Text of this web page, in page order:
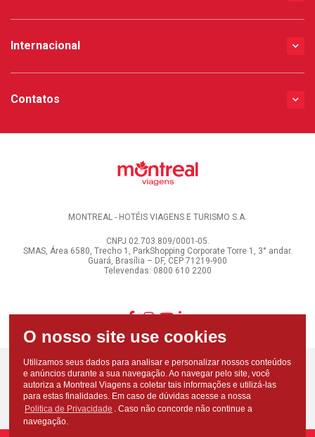
Internacional
Contatos
MONTREAL - HOTÉIS VIAGENS E TURISMO S.A.
CNPJ 02.703.809/0001-05.
SMAS, Área 6580, Trecho 1, ParkShopping Corporate Torre 1, 3° andar.
Guará, Brasília – DF, CEP 71219-900
Televendas: 0800 610 2200
Utilizamos seus dados para analisar e personalizar nossos conteúdos
e anúncios durante a sua navegação. Ao navegar pelo site, você
autoriza a Montreal Viagens a coletar tais informações e utilizá-las
para estas finalidades. Em caso de dúvidas acesse a nossa
Politica de Privacidade . Caso não concorde não continue a
navegação.